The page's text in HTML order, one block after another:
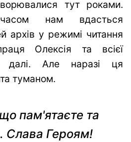
тут роками.
нам вдасться
архів у режимі читання
Олексія та всієї
далі. Але наразі ця
туманом.
пам'ятаєте та
Слава Героям!